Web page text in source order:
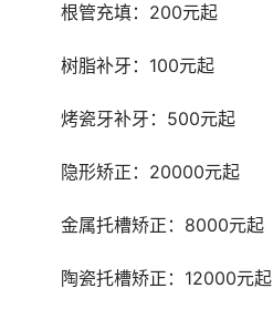
	根管充填：200元起
	树脂补牙：100元起
	烤瓷牙补牙：500元起
	隐形矫正：20000元起
	金属托槽矫正：8000元起
	陶瓷托槽矫正：12000元起